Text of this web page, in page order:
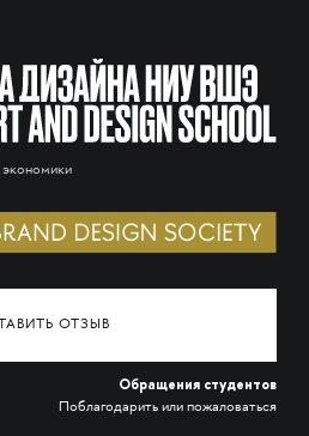
ОТЗЫВ
Обращения студентов
Поблагодарить или пожаловаться